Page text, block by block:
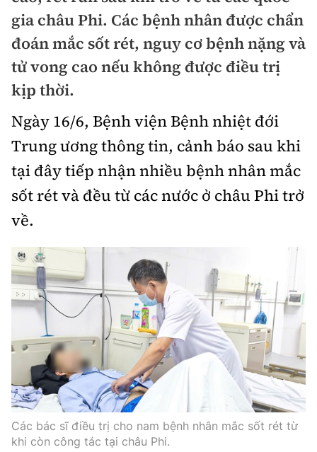
Xã hội
Chuyện dọc đường
Cải chính
Chỉ đạo điều hành
Quy hoạch kiến trúc
Vật liệu xây dựng
Giám định chất lượng
Quản lý đô thị
Giao thông
Quản lý
Đường bộ
Hàng không
Đường sắt
Đăng kiểm
Đường sắt tốc độ cao
Đường thủy
Hàng hải
Đường sắt đô thị
Nhà thầu
Mời thầu - Đấu thầu
Thi viết về GTVT
Kinh tế
Thị trường
Tài chính
Chứng khoán
Bảo hiểm
Thanh tra
An ninh hình sự
Pháp đình
Hỏi - Đáp
An toàn giao thông
Giao thông 24h
ATGT địa phương
Văn hóa giao thông
Lái xe an toàn
Chung tay vì ATGT
Gương sáng giao thông
Chất lượng sống
Giáo dục
Y tế
Đời sống
Lao động - Công đoàn
Văn hóa - Giải Trí
Văn hóa
Showbiz
Điện ảnh
Âm nhạc
Thể thao
Bóng đá
Bình luận
Hậu trường sao
360 độ thể thao
Công nghệ
Công nghệ mới
Sản phẩm mới
Tư vấn
Thế giới
Thời sự Quốc tế
Hồ sơ tài liệu
Đi ++
Du lịch
Video
gia châu Phi. Các bệnh nhân được chẩn
đoán mắc sốt rét, nguy cơ bệnh nặng và
tử vong cao nếu không được điều trị
kịp thời.
Ngày 16/6, Bệnh viện Bệnh nhiệt đới
Trung ương thông tin, cảnh báo sau khi
tại đây tiếp nhận nhiều bệnh nhân mắc
sốt rét và đều từ các nước ở châu Phi trở
về.
Các bác sĩ điều trị cho nam bệnh nhân mắc sốt rét từ
khi còn công tác tại châu Phi.